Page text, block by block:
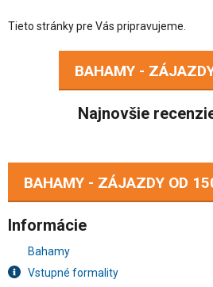
Tieto stránky pre Vás pripravujeme.
BAHAMY -
Najnovšie
BAHAMY - ZÁJAZDY OD
Informácie
Bahamy
Vstupné formality